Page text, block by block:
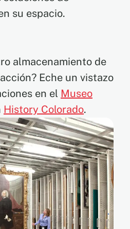
su espacio.
almacenamiento de
Eche un vistazo
en el Museo
History Colorado.